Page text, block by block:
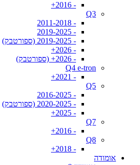
- 2016+
Q3
- 2011-2018
- 2019-2025
- 2019-2025 (ספורטבק)
- 2026+
- 2026+ (ספורטבק)
Q4 e-tron
- 2021+
Q5
- 2016-2025
- 2020-2025 (ספורטבק)
- 2025+
Q7
- 2016+
Q8
- 2018+
אומודה